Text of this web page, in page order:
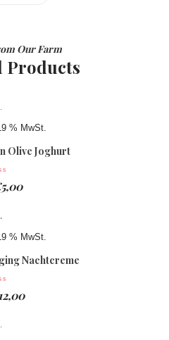
Products
Our Farm
% MwSt.
Olive Joghurt
5,00
% MwSt.
Nachtcreme